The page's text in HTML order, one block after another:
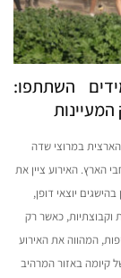
השתתפו:
במרוצי שדה
הארץ. האירוע ציין את
יוצאי דופן,
וקבוצתיות, כאשר רק
המהווה את האירוע
של קיומה באזור המרהיב